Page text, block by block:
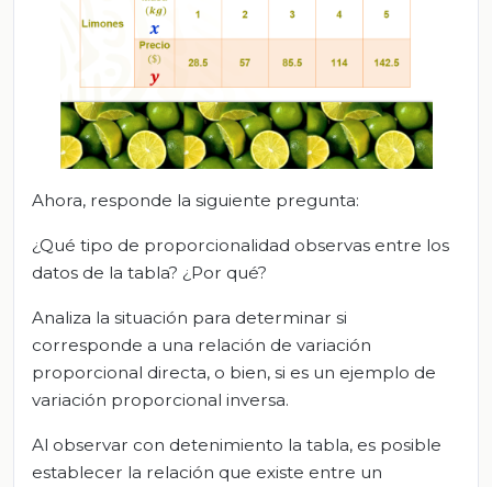
Ahora, responde la siguiente pregunta:
¿Qué tipo de proporcionalidad observas entre los
datos de la tabla? ¿Por qué?
Analiza la situación para determinar si
corresponde a una relación de variación
proporcional directa, o bien, si es un ejemplo de
variación proporcional inversa.
Al observar con detenimiento la tabla, es posible
establecer la relación que existe entre un